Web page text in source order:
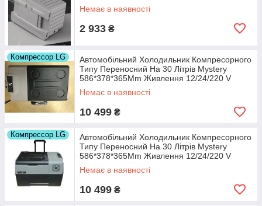
Немає в наявності
2 933 ₴
Компрессор LG
Автомобільний Холодильник Компресорного
Типу Переносний На 30 Літрів Mystery
586*378*365Mm Живлення 12/24/220 V
Немає в наявності
10 499 ₴
Компрессор LG
Автомобільний Холодильник Компресорного
Типу Переносний На 30 Літрів Mystery
586*378*365Mm Живлення 12/24/220 V
Немає в наявності
10 499 ₴